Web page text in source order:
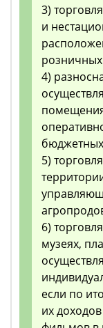
3)
и
4)
5)
6)
музеях,
если по
их